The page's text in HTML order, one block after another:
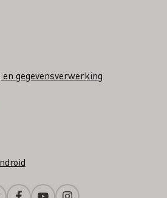
gegevensverwerking